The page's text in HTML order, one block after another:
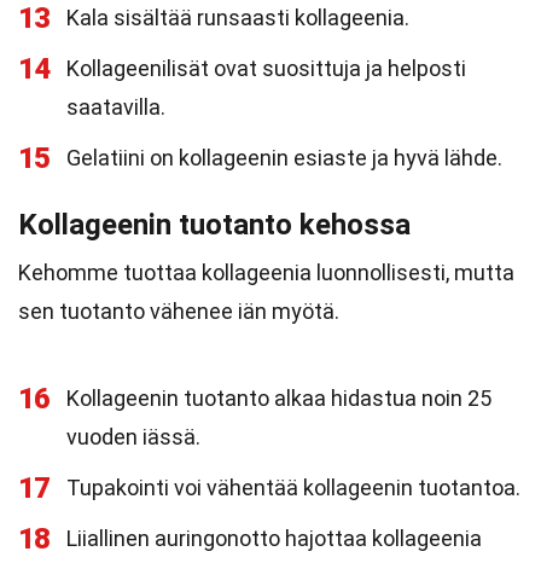
13 Kala sisältää runsaasti kollageenia.
14
Kollageenilisät ovat suosittuja ja helposti
saatavilla.
15 Gelatiini on kollageenin esiaste ja hyvä lähde.
Kollageenin tuotanto kehossa
Kehomme tuottaa kollageenia luonnollisesti, mutta
sen tuotanto vähenee iän myötä.
16
Kollageenin tuotanto alkaa hidastua noin 25
vuoden iässä.
17 Tupakointi voi vähentää kollageenin tuotantoa.
18
Liiallinen auringonotto hajottaa kollageenia